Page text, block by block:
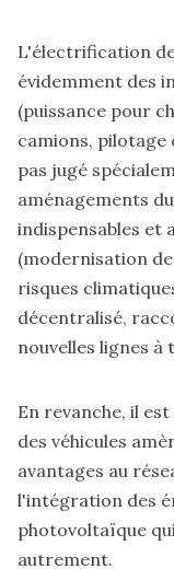
L'électrification
évidemment des
(puissance pour
camions, pilotage
pas jugé
aménagements
indispensables et
(modernisation
risques
décentralisé,
nouvelles lignes à
En revanche, il
des véhicules
avantages au
l'intégration des
photovoltaïque
autrement.